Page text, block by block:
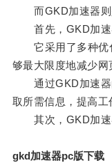
而GKD加速器则
首先，GKD加速
它采用了多种优
够最大限度地减少网
通过GKD加速器
取所需信息，提高工
其次，GKD加速
gkd加速器pc版下载